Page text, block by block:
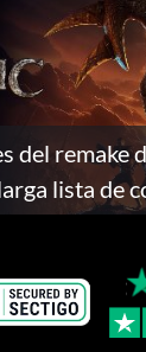
del remake
lista de